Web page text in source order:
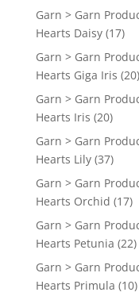
Garn > Garn
Hearts Daisy (17)
Garn > Garn
Hearts Giga Iris (20)
Garn > Garn
Hearts Iris (20)
Garn > Garn
Hearts Lily (37)
Garn > Garn
Hearts Orchid (17)
Garn > Garn
Hearts Petunia (22)
Garn > Garn
Hearts Primula (10)